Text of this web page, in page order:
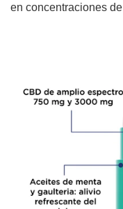
en concentraciones de